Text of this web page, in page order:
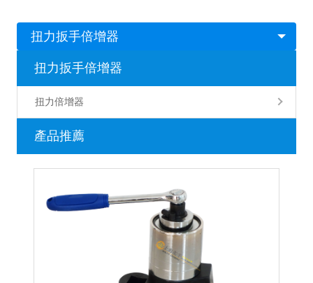
扭力扳手倍增器
扭力扳手倍增器
扭力倍增器
產品推薦